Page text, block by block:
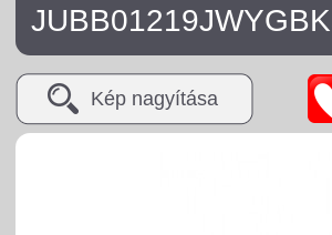
Kép nagyítása